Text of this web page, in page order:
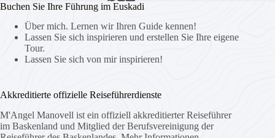
Buchen Sie Ihre Führung im Euskadi
Über mich. Lernen wir Ihren Guide kennen!
Lassen Sie sich inspirieren und erstellen Sie Ihre eigene
Tour.
Lassen Sie sich von mir inspirieren!
Akkreditierte offizielle Reiseführerdienste
M'Angel Manovell ist ein offiziell akkreditierter Reiseführer
im Baskenland und Mitglied der Berufsvereinigung der